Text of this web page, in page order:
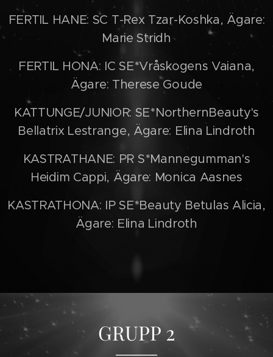
FERTIL HANE: SC T-Rex Tzar-Koshka, Ägare:
Marie Stridh
FERTIL HONA: IC SE*Vråskogens Vaiana,
Ägare: Therese Goude
KATTUNGE/JUNIOR: SE*NorthernBeauty's
Bellatrix Lestrange, Ägare: Elina Lindroth
KASTRATHANE: PR S*Mannegumman's
Heidim Cappi, Ägare: Monica Aasnes
KASTRATHONA: IP SE*Beauty Betulas Alicia,
Ägare: Elina Lindroth
GRUPP 2